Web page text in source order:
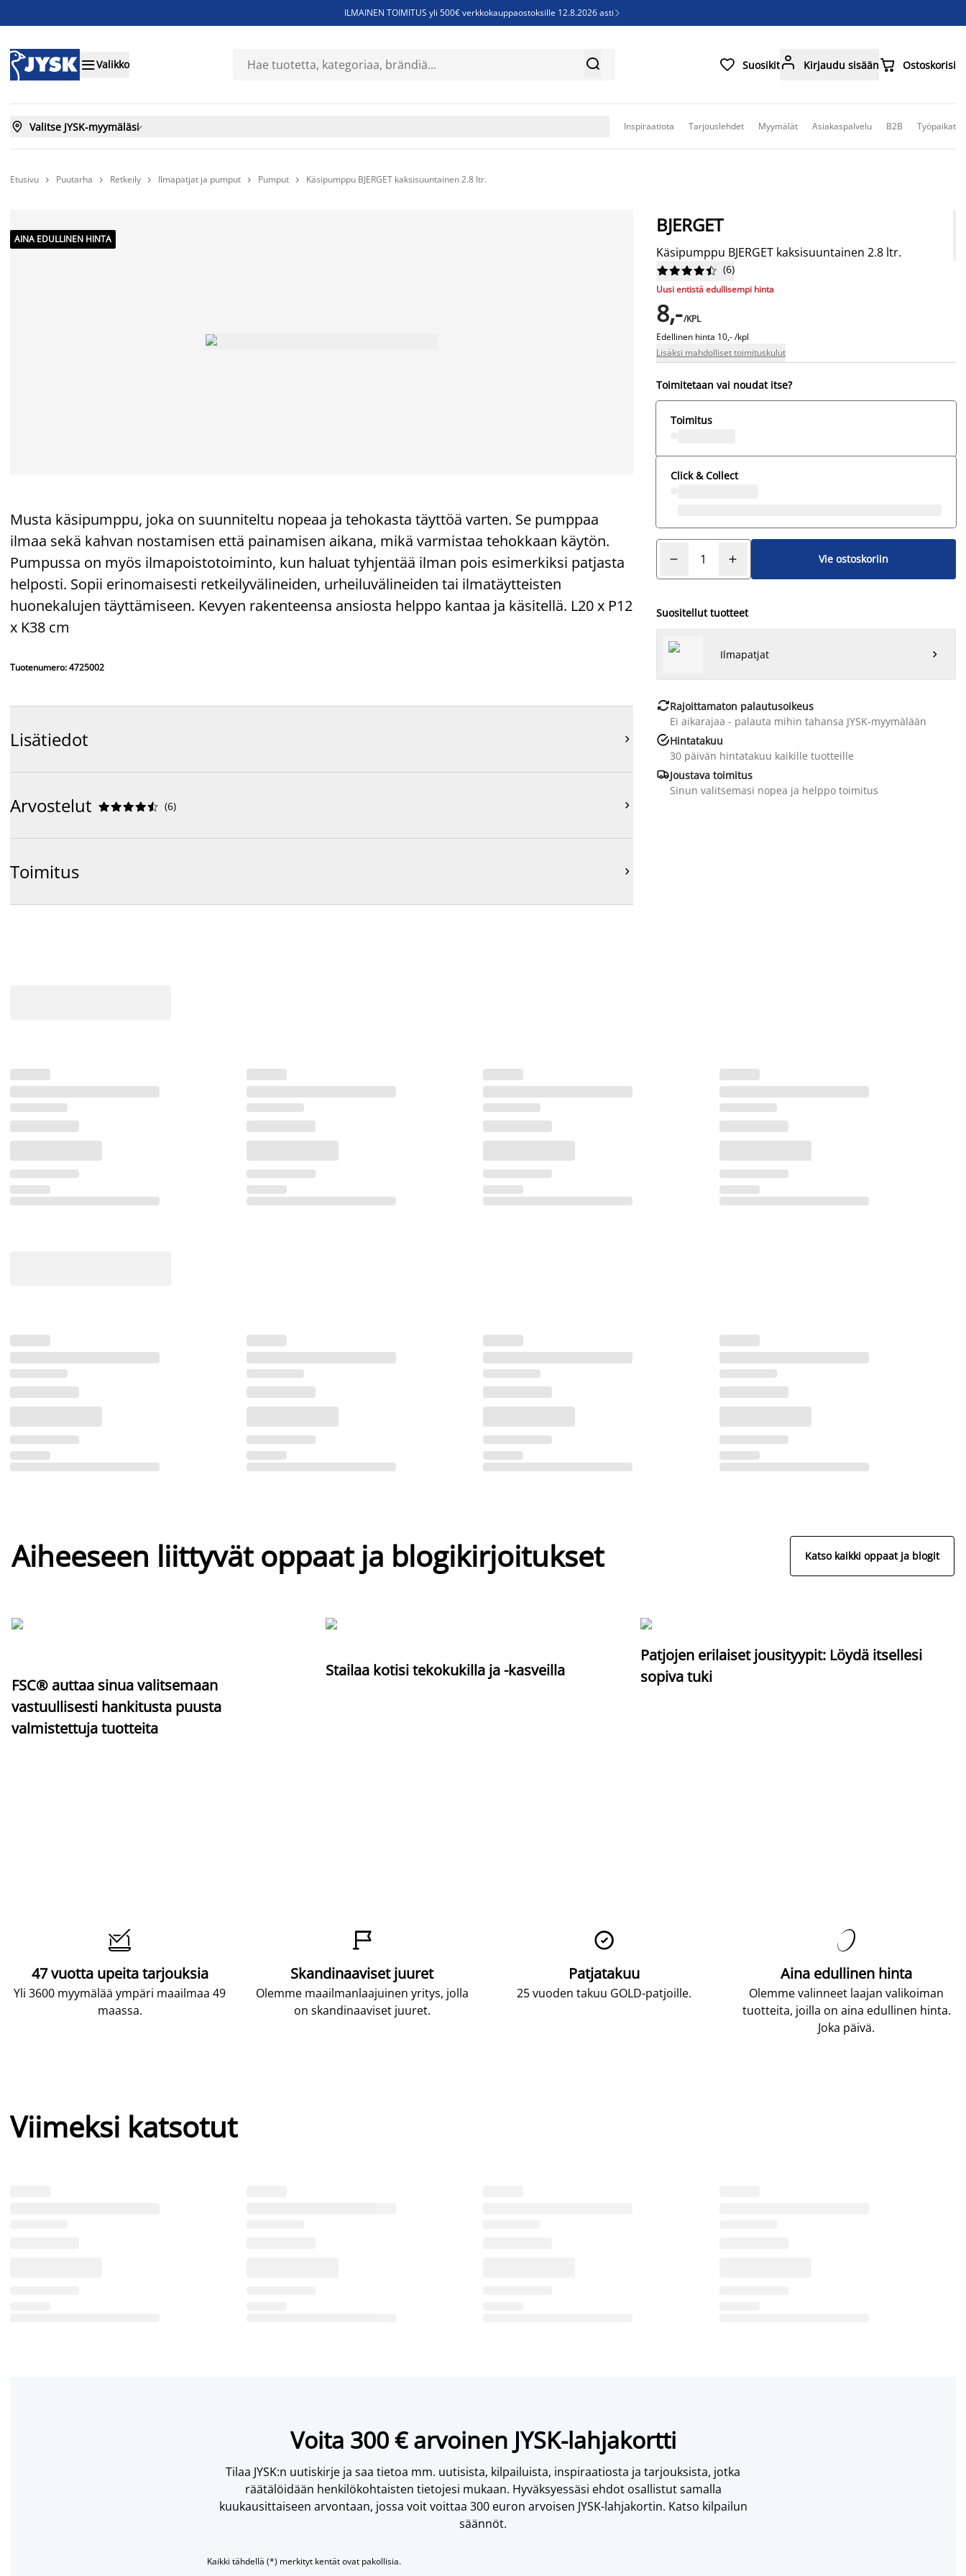
ILMAINEN TOIMITUS yli 500€ verkkokauppaostoksille 12.8.2026 asti 
Sijauspatjoja - Säästä jopa 60%
Valikko   Suosikit Kirjaudu sisään Ostoskorisi
 Valitse JYSK-myymäläsi Inspiraatiota Tarjouslehdet Myymälät Asiakaspalvelu B2B Työpaikat
Etusivu  Puutarha  Retkeily  Ilmapatjat ja pumput  Pumput  Käsipumppu BJERGET kaksisuuntainen 2.8 ltr.
AINA EDULLINEN HINTA
Musta käsipumppu, joka on suunniteltu nopeaa ja tehokasta täyttöä varten. Se pumppaa
ilmaa sekä kahvan nostamisen että painamisen aikana, mikä varmistaa tehokkaan käytön.
Pumpussa on myös ilmapoistotoiminto, kun haluat tyhjentää ilman pois esimerkiksi patjasta
helposti. Sopii erinomaisesti retkeilyvälineiden, urheiluvälineiden tai ilmatäytteisten
huonekalujen täyttämiseen. Kevyen rakenteensa ansiosta helppo kantaa ja käsitellä. L20 x P12
x K38 cm
Tuotenumero: 4725002
Lisätiedot 
Arvostelut 




 (6) 
Toimitus 
BJERGET
Käsipumppu BJERGET kaksisuuntainen 2.8 ltr.





 (6)
Uusi entistä edullisempi hinta
8,-/KPL
Edellinen hinta 10,- /kpl
Lisäksi mahdolliset toimituskulut
Toimitetaan vai noudat itse?
Toimitus
Click & Collect
Vie ostoskoriin
Suositellut tuotteet
Ilmapatjat 
Rajoittamaton palautusoikeus
Ei aikarajaa - palauta mihin tahansa JYSK-myymälään
Hintatakuu
30 päivän hintatakuu kaikille tuotteille
Joustava toimitus
Sinun valitsemasi nopea ja helppo toimitus
Aiheeseen liittyvät oppaat ja blogikirjoitukset Katso kaikki oppaat ja blogit
FSC® auttaa sinua valitsemaan
vastuullisesti hankitusta puusta
valmistettuja tuotteita
Stailaa kotisi tekokukilla ja -kasveilla
Patjojen erilaiset jousityypit: Löydä itsellesi
sopiva tuki

47 vuotta upeita tarjouksia
Yli 3600 myymälää ympäri maailmaa 49
maassa.

Skandinaaviset juuret
Olemme maailmanlaajuinen yritys, jolla
on skandinaaviset juuret.

Patjatakuu
25 vuoden takuu GOLD-patjoille.

Aina edullinen hinta
Olemme valinneet laajan valikoiman
tuotteita, joilla on aina edullinen hinta.
Joka päivä.
Viimeksi katsotut
Voita 300 € arvoinen JYSK-lahjakortti
Tilaa JYSK:n uutiskirje ja saa tietoa mm. uutisista, kilpailuista, inspiraatiosta ja tarjouksista, jotka
räätälöidään henkilökohtaisten tietojesi mukaan. Hyväksyessäsi ehdot osallistut samalla
kuukausittaiseen arvontaan, jossa voit voittaa 300 euron arvoisen JYSK-lahjakortin. Katso kilpailun
säännöt.
Kaikki tähdellä (*) merkityt kentät ovat pakollisia.